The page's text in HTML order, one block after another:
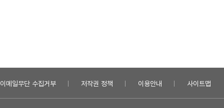
이메일무단 수집거부 저작권 정책 이용안내 사이트맵